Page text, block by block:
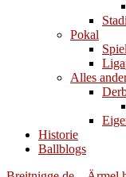
Pokal
Alles
Historie
Ballblogs